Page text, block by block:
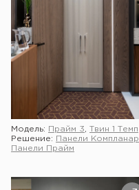
Модель: Прайм 3
Твин 1 Темп
Решение:
Панели Компланар
Панели Прайм